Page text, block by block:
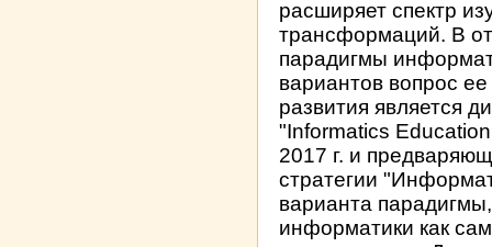
расширяет спектр
трансформаций. В
парадигмы
вариантов вопрос
развития является
"Informatics
2017 г. и
стратегии
варианта
информатики как